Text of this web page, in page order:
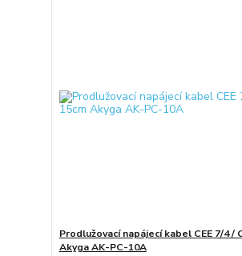
Prodlužovací napájecí kabel CEE 7/4 /
Akyga AK-PC-10A